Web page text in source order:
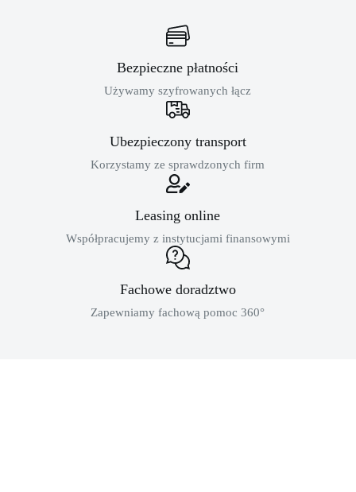
Bezpieczne płatności
Używamy szyfrowanych łącz
Ubezpieczony transport
Korzystamy ze sprawdzonych firm
Leasing online
Współpracujemy z instytucjami finansowymi
Fachowe doradztwo
Zapewniamy fachową pomoc 360°